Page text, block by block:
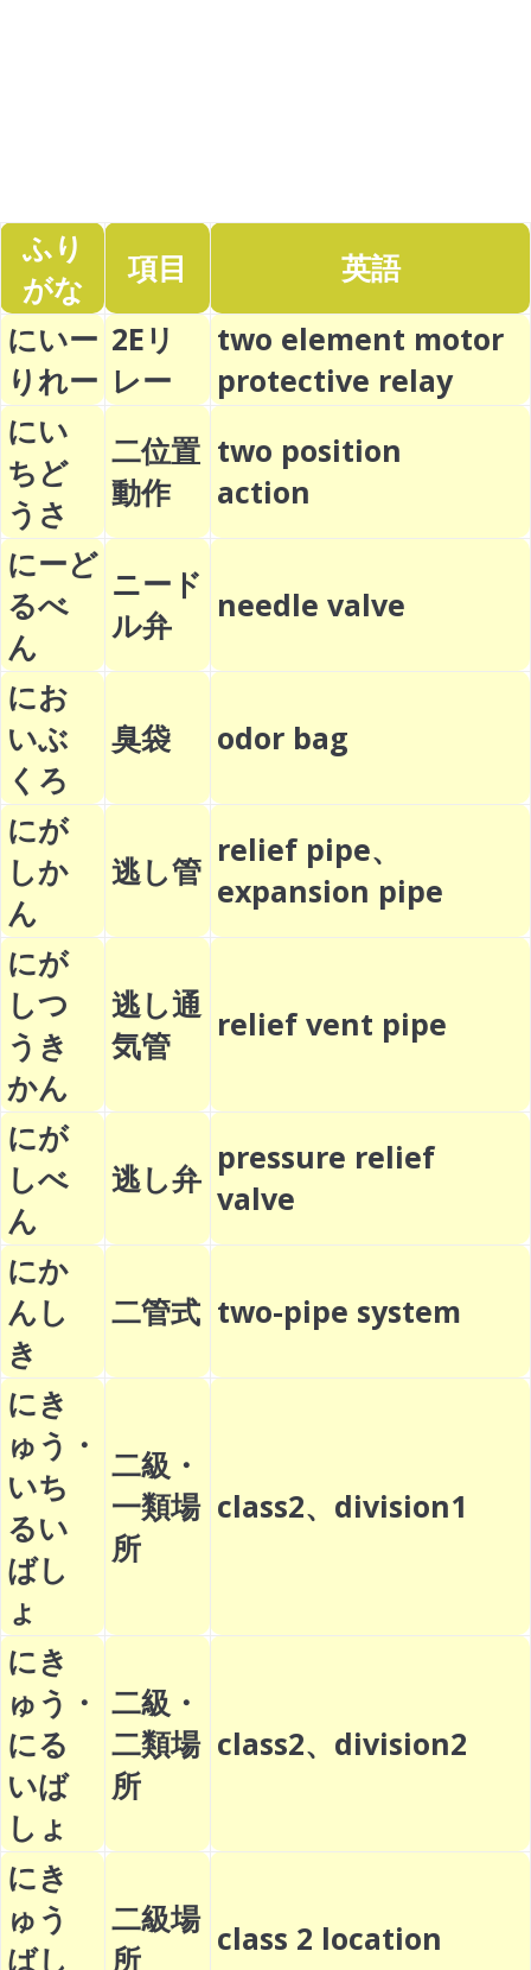
ふり
がな
項目
英語
にいー
りれー
2Eリ
レー
two element motor
protective relay
にい
ちど
うさ
二位置
動作
two position
action
にーど
るべ
ん
ニード
ル弁
needle valve
にお
いぶ
くろ
臭袋 odor bag
にが
しか
ん
逃し管
relief pipe、
expansion pipe
にが
しつ
うき
かん
逃し通
気管
relief vent pipe
にが
しべ
ん
逃し弁
pressure relief
valve
にか
んし
き
二管式 two-pipe system
にき
ゅう・
いち
るい
ばし
ょ
二級・
一類場
所
class2、division1
にき
ゅう・
にる
いば
しょ
二級・
二類場
所
class2、division2
にき
ゅう
ばし
二級場
所
class 2 location